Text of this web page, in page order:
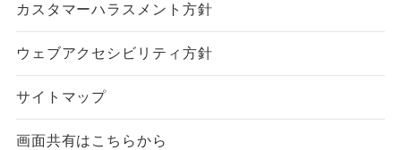
カスタマーハラスメント方針
ウェブアクセシビリティ方針
サイトマップ
画面共有はこちらから